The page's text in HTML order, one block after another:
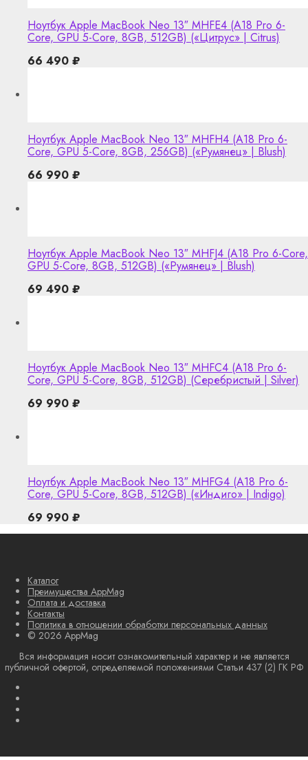
Ноутбук Apple MacBook Neo 13″ MHFE4 (A18 Pro 6-
Core, GPU 5-Core, 8GB, 512GB) («Цитрус» | Citrus)
66 490 ₽
Ноутбук Apple MacBook Neo 13″ MHFH4 (A18 Pro 6-
Core, GPU 5-Core, 8GB, 256GB) («Румянец» | Blush)
66 990 ₽
Ноутбук Apple MacBook Neo 13″ MHFJ4 (A18 Pro 6-Core,
GPU 5-Core, 8GB, 512GB) («Румянец» | Blush)
69 490 ₽
Ноутбук Apple MacBook Neo 13″ MHFC4 (A18 Pro 6-
Core, GPU 5-Core, 8GB, 512GB) (Серебристый | Silver)
69 990 ₽
Ноутбук Apple MacBook Neo 13″ MHFG4 (A18 Pro 6-
Core, GPU 5-Core, 8GB, 512GB) («Индиго» | Indigo)
69 990 ₽
Каталог
Преимущества AppMag
Оплата и доставка
Контакты
Политика в отношении обработки персональных данных
© 2026 AppMag
Вся информация носит ознакомительный характер и не является
публичной офертой, определяемой положениями Статьи 437 (2) ГК РФ